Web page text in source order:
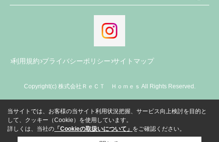
利用規約 プライバシーポリシー サイトマップ
Copyright(c) 株式会社ＲｅＣＴ Ｈｏｍｅｓ All Rights Reserved.
当サイトでは、お客様の当サイト利用状況把握、サービス向上検討を目的と
して、クッキー（Cookie）を使用しています。
詳しくは、当社の 「Cookieの取扱いについて」 をご確認ください。